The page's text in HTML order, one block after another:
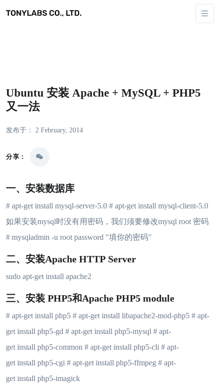
Ubuntu 安装 Apache + MySQL + PHP5
又一法
发布于： 2 February, 2014
分享：
一、安装数据库
# apt-get install mysql-server-5.0 # apt-get install mysql-client-5.0
如果安装mysql时没有用密码，我们须要修改mysql root 密码
# mysqladmin -u root password "填你的密码"
二、安装Apache HTTP Server
sudo apt-get install apache2
三、安装 PHP5和Apache PHP5 module
# apt-get install php5 # apt-get install libapache2-mod-php5 # apt-
get install php5-gd # apt-get install php5-mysql # apt-
get install php5-common # apt-get install php5-cli # apt-
get install php5-cgi # apt-get install php5-ffmpeg # apt-
get install php5-imagick